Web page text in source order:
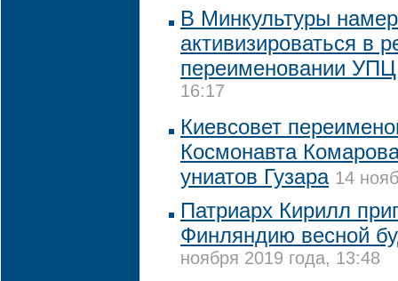
В Минкультуры
активизироваться в
переименовании УПЦ
16:17
Киевсовет
Космонавта
униатов Гузара 14
Патриарх Кирилл
Финляндию весной
ноября 2019 года, 13:48